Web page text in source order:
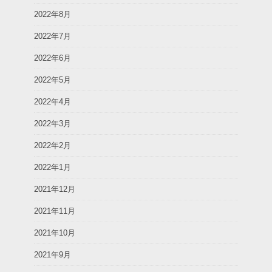
2022年8月
2022年7月
2022年6月
2022年5月
2022年4月
2022年3月
2022年2月
2022年1月
2021年12月
2021年11月
2021年10月
2021年9月